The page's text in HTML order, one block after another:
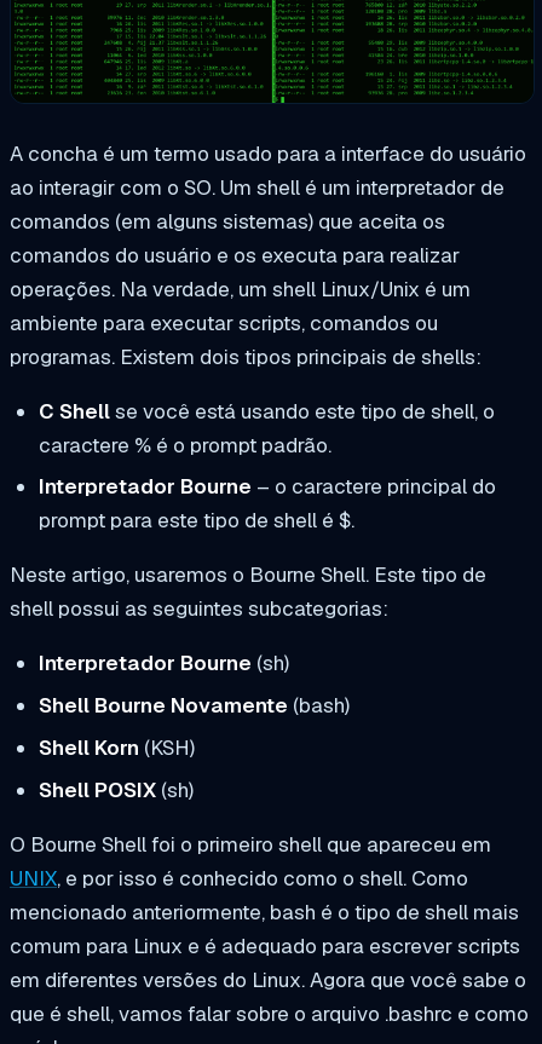
A concha é um termo usado para a interface do usuário
ao interagir com o SO. Um shell é um interpretador de
comandos (em alguns sistemas) que aceita os
comandos do usuário e os executa para realizar
operações. Na verdade, um shell Linux/Unix é um
ambiente para executar scripts, comandos ou
programas. Existem dois tipos principais de shells:
C Shellse você está usando este tipo de shell, o
caractere % é o prompt padrão.
Interpretador Bourne – o caractere principal do
prompt para este tipo de shell é $.
Neste artigo, usaremos o Bourne Shell. Este tipo de
shell possui as seguintes subcategorias:
Interpretador Bourne (sh)
Shell Bourne Novamente (bash)
Shell Korn (KSH)
Shell POSIX (sh)
O Bourne Shell foi o primeiro shell que apareceu em
UNIX, e por isso é conhecido como o shell. Como
mencionado anteriormente, bash é o tipo de shell mais
comum para Linux e é adequado para escrever scripts
em diferentes versões do Linux. Agora que você sabe o
que é shell, vamos falar sobre o arquivo .bashrc e como